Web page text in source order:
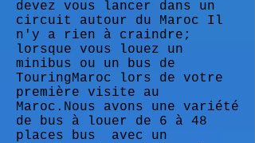
devez vous lancer dans un
circuit autour du Maroc Il
n'y a rien à craindre;
lorsque vous louez un
minibus ou un bus de
TouringMaroc lors de votre
première visite au
Maroc.Nous avons une variété
de bus à louer de 6 à 48
places bus
avec un